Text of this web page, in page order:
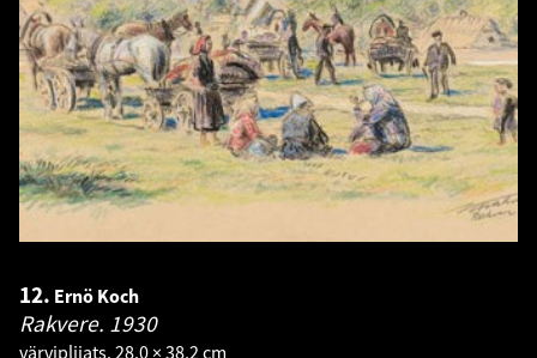
12. Ernö Koch
Rakvere. 1930
värvipliiats. 28.0 × 38.2 cm